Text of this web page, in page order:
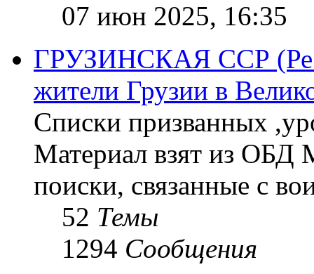
07 июн 2025, 16:35
ГРУЗИНСКАЯ ССР
жители Грузии в
Списки призванных
Материал взят из ОБД
поиски, связанные с
52 Темы
1294 Сообщения